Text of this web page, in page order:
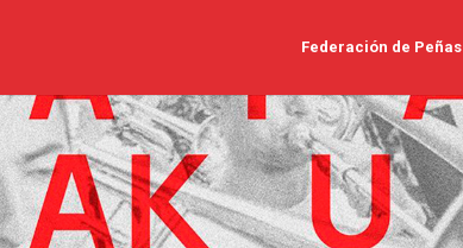
Federación de Peñas